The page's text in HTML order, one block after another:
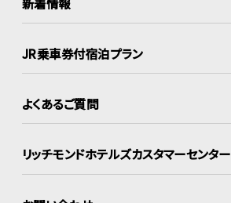
JR乗車券付宿泊プラン
よくあるご質問
リッチモンドホテルズカスタマーセンター